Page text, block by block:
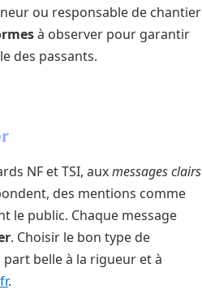
ou responsable de chantier
à observer pour garantir
des passants.
NF et TSI, auxmessages clairs
des mentions comme
le public. Chaque message
. Choisir le bon type de
part belle à la rigueur et à
.